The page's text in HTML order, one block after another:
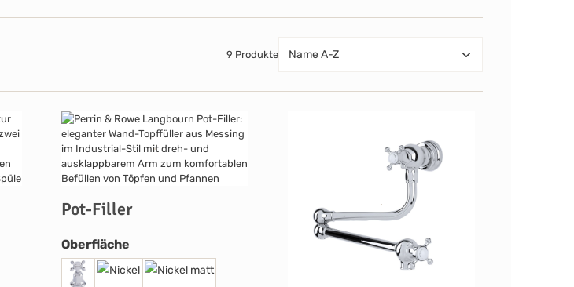
9 Produkte
Pot-Filler
Oberfläche